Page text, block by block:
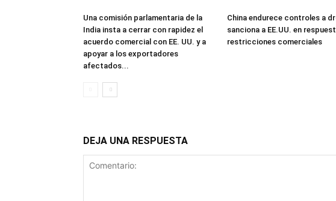
Una comisión parlamentaria de la
India insta a cerrar con rapidez el
acuerdo comercial con EE. UU. y a
apoyar a los exportadores
afectados...
China endurece controles a
sanciona a EE.UU. en
restricciones comerciales
DEJA UNA RESPUESTA